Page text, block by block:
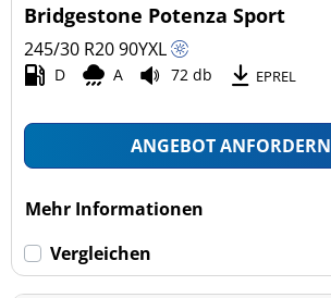
Bridgestone Potenza Sport
245/30 R2090YXL
D A 72 db EPREL
ANGEBOT ANFORDERN
Mehr Informationen
Vergleichen